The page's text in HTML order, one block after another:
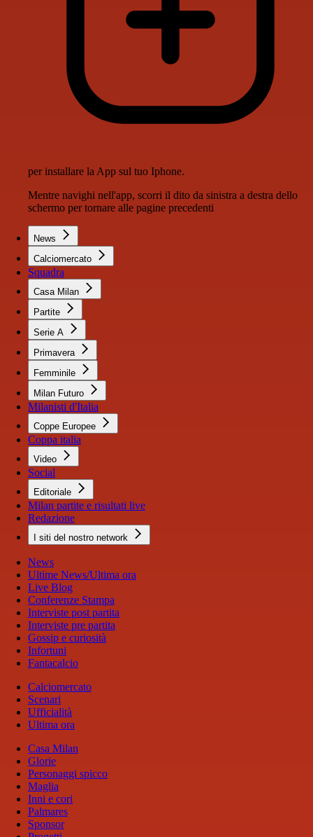
per installare la App sul tuo Iphone.
Mentre navighi nell'app, scorri il dito da sinistra a destra dello
schermo per tornare alle pagine precedenti
News
Calciomercato
Squadra
Casa Milan
Partite
Serie A
Primavera
Femminile
Milan Futuro
Milanisti d'Italia
Coppe Europee
Coppa italia
Video
Social
Editoriale
Milan partite e risultati live
Redazione
I siti del nostro network
News
Ultime News/Ultima ora
Live Blog
Conferenze Stampa
Interviste post partita
Interviste pre partita
Gossip e curiosità
Infortuni
Fantacalcio
Calciomercato
Scenari
Ufficialità
Ultima ora
Casa Milan
Glorie
Personaggi spicco
Maglia
Inni e cori
Palmares
Sponsor